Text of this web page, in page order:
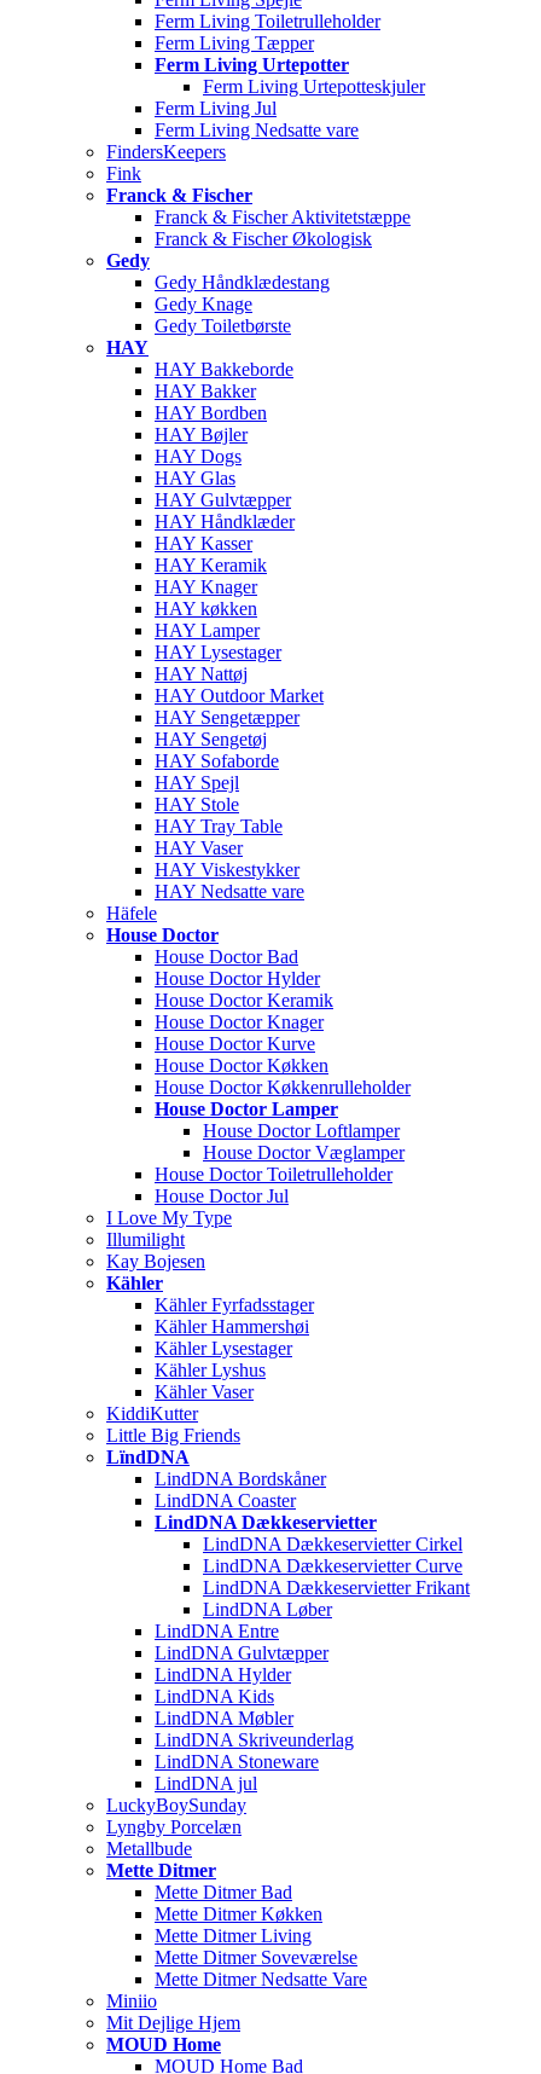
Ferm Living Toiletrulleholder
Ferm Living Tæpper
Ferm Living Urtepotter
Ferm Living Urtepotteskjuler
Ferm Living Jul
Ferm Living Nedsatte vare
FindersKeepers
Fink
Franck & Fischer
Franck & Fischer Aktivitetstæppe
Franck & Fischer Økologisk
Gedy
Gedy Håndklædestang
Gedy Knage
Gedy Toiletbørste
HAY
HAY Bakkeborde
HAY Bakker
HAY Bordben
HAY Bøjler
HAY Dogs
HAY Glas
HAY Gulvtæpper
HAY Håndklæder
HAY Kasser
HAY Keramik
HAY Knager
HAY køkken
HAY Lamper
HAY Lysestager
HAY Nattøj
HAY Outdoor Market
HAY Sengetæpper
HAY Sengetøj
HAY Sofaborde
HAY Spejl
HAY Stole
HAY Tray Table
HAY Vaser
HAY Viskestykker
HAY Nedsatte vare
Häfele
House Doctor
House Doctor Bad
House Doctor Hylder
House Doctor Keramik
House Doctor Knager
House Doctor Kurve
House Doctor Køkken
House Doctor Køkkenrulleholder
House Doctor Lamper
House Doctor Loftlamper
House Doctor Væglamper
House Doctor Toiletrulleholder
House Doctor Jul
I Love My Type
Illumilight
Kay Bojesen
Kähler
Kähler Fyrfadsstager
Kähler Hammershøi
Kähler Lysestager
Kähler Lyshus
Kähler Vaser
KiddiKutter
Little Big Friends
LïndDNA
LindDNA Bordskåner
LindDNA Coaster
LindDNA Dækkeservietter
LindDNA Dækkeservietter Cirkel
LindDNA Dækkeservietter Curve
LindDNA Dækkeservietter Frikant
LindDNA Løber
LindDNA Entre
LindDNA Gulvtæpper
LindDNA Hylder
LindDNA Kids
LindDNA Møbler
LindDNA Skriveunderlag
LindDNA Stoneware
LindDNA jul
LuckyBoySunday
Lyngby Porcelæn
Metallbude
Mette Ditmer
Mette Ditmer Bad
Mette Ditmer Køkken
Mette Ditmer Living
Mette Ditmer Soveværelse
Mette Ditmer Nedsatte Vare
Miniio
Mit Dejlige Hjem
MOUD Home
MOUD Home Bad